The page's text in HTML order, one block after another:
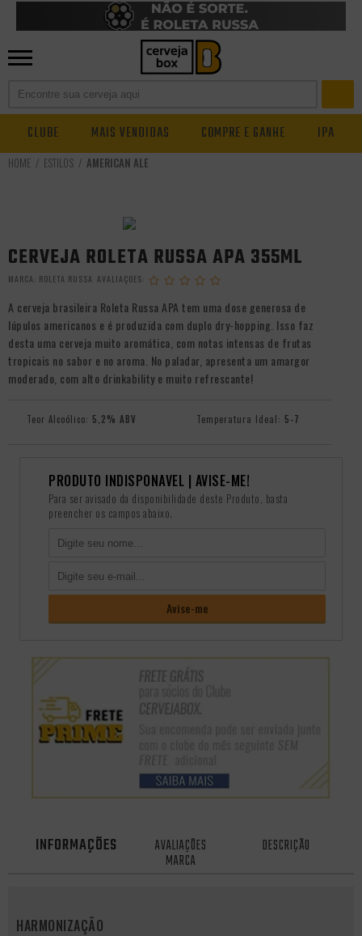
CLUBE MAIS VENDIDAS COMPRE E GANHE IPA
ESTILOS AMERICAN ALE
CERVEJA ROLETA RUSSA APA 355ML
MARCA: ROLETA RUSSA
A cerveja brasileira Roleta Russa APA tem uma dose generosa de
lúpulos americanos e é produzida com duplo dry-hopping. Isso faz
desta uma cerveja muito aromática, com notas intensas de frutas
tropicais no sabor e no aroma. No paladar, apresenta um amargor
moderado, com alto drinkability e muito refrescante!
Teor Alcoólico: 5,2% ABV Temperatura Ideal: 5-7
PRODUTO INDISPONÃ­VEL | AVISE-ME!
Para ser avisado da disponibilidade deste Produto, basta
preencher os campos abaixo.
INFORMAÇÕES AVALIAÇÕES DESCRIÇÃO
MARCA
HARMONIZAÇÃO